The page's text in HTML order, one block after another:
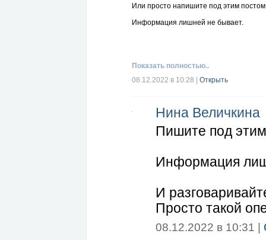
Или просто напишите под этим
Информация лишней не бывает.
Показать полностью..
08.12.2022 в 10:28
Открыть
Нина Величкина
Пишите под
Информация
И
Просто такой
08.12.2022 в 10:31 |